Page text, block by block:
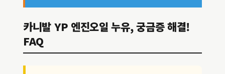
카니발 YP 엔진오일 누유, 궁금증 해결!
FAQ